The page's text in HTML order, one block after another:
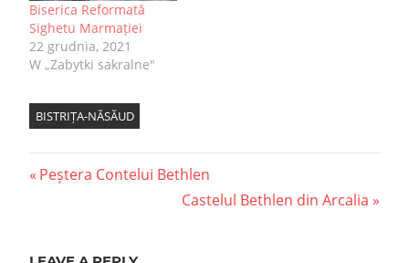
Biserica Reformată
Sighetu Marmației
22 grudnia, 2021
W „Zabytki sakralne"
BISTRIȚA-NĂSĂUD
Nawigacja
Previous
Peștera Contelui Bethlen
Next
Castelul Bethlen din Arcalia